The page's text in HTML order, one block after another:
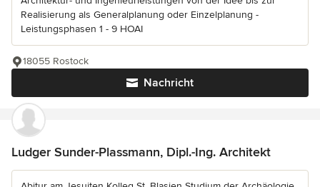
Realisierung als Generalplanung oder Einzelplanung -
Leistungsphasen 1 - 9 HOAI
Nachricht
18055 Rostock
Ludger Sunder-Plassmann, Dipl.-Ing. Architekt